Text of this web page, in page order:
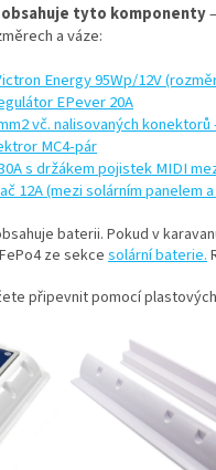
tyto komponenty
a váze:
Energy 95Wp/12V
EPever 20A
vč. nalisovaných konektorů
MC4-pár
s držákem pojistek MIDI
12A (mezi solárním panelem
baterii. Pokud v
ze sekcesolární baterie.
připevnit pomocí